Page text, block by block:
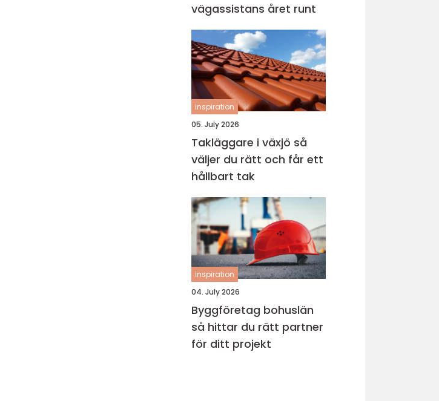
vägassistans året runt
inspiration
05. July 2026
Takläggare i växjö så
väljer du rätt och får ett
hållbart tak
inspiration
04. July 2026
Byggföretag bohuslän
så hittar du rätt partner
för ditt projekt